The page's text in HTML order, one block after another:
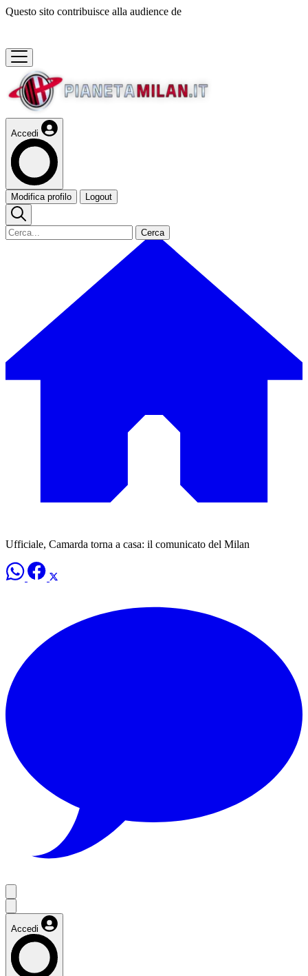
Questo sito contribuisce alla audience de
Accedi
Modifica profilo Logout
Cerca
Ufficiale, Camarda torna a casa: il comunicato del Milan
Accedi